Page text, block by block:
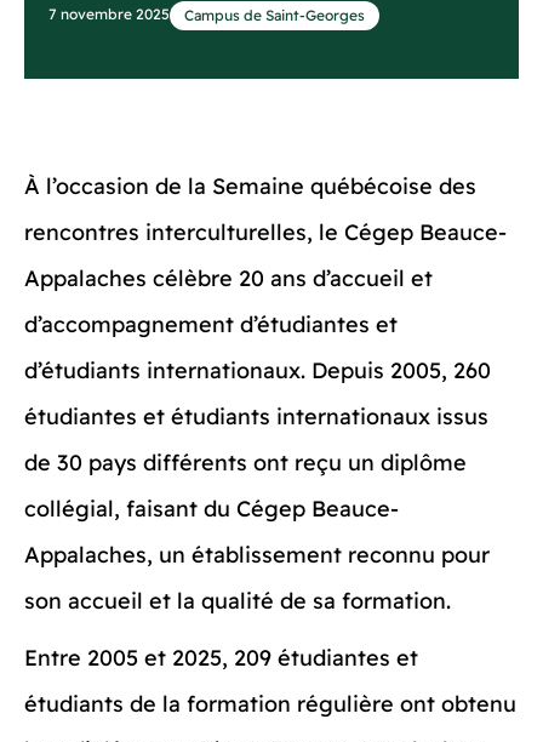
7 novembre 2025 Campus de Saint-Georges
À l’occasion de la Semaine québécoise des
rencontres interculturelles, le Cégep Beauce-
Appalaches célèbre 20 ans d’accueil et
d’accompagnement d’étudiantes et
d’étudiants internationaux. Depuis 2005, 260
étudiantes et étudiants internationaux issus
de 30 pays différents ont reçu un diplôme
collégial, faisant du Cégep Beauce-
Appalaches, un établissement reconnu pour
son accueil et la qualité de sa formation.
Entre 2005 et 2025, 209 étudiantes et
étudiants de la formation régulière ont obtenu